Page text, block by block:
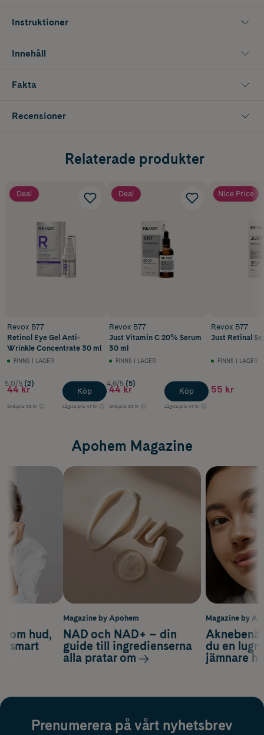
solskydd dagtid.
Instruktioner
Innehåll
Fakta
Recensioner
Relaterade produkter
Deal
Revox B77
Retinol Eye Gel Anti-
Wrinkle Concentrate 30 ml
FINNS I LAGER
5.0/5 (2)
44 kr
Ord.pris 55 kr Lägsta pris 47 kr
Köp
Deal
Revox B77
Just Vitamin C 20% Serum
30 ml
FINNS I LAGER
4.6/5 (5)
44 kr
Ord.pris 55 kr Lägsta pris 47 kr
Köp
Nice Price
Revox B77
Just Retinal
FINNS I LAGER
55 kr
Apohem Magazine
Magazine by
du en
jämnare
om hud,
smart
Magazine by Apohem
NAD och NAD+ – din
guide till ingredienserna
alla pratar om
Prenumerera på vårt nyhetsbrev